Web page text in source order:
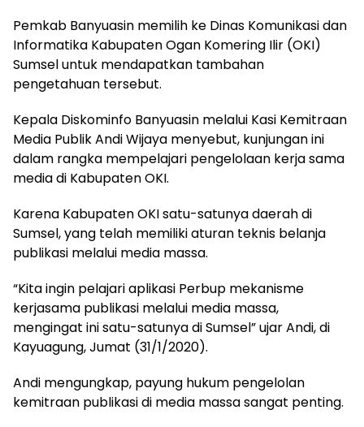
Pemkab Banyuasin memilih ke Dinas Komunikasi dan
Informatika Kabupaten Ogan Komering Ilir (OKI)
Sumsel untuk mendapatkan tambahan
pengetahuan tersebut.
Kepala Diskominfo Banyuasin melalui Kasi Kemitraan
Media Publik Andi Wijaya menyebut, kunjungan ini
dalam rangka mempelajari pengelolaan kerja sama
media di Kabupaten OKI.
Karena Kabupaten OKI satu-satunya daerah di
Sumsel, yang telah memiliki aturan teknis belanja
publikasi melalui media massa.
“Kita ingin pelajari aplikasi Perbup mekanisme
kerjasama publikasi melalui media massa,
mengingat ini satu-satunya di Sumsel” ujar Andi, di
Kayuagung, Jumat (31/1/2020).
Andi mengungkap, payung hukum pengelolan
kemitraan publikasi di media massa sangat penting.